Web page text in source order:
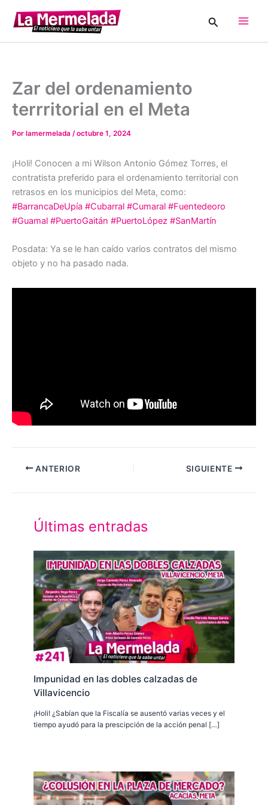
contenido
Buscar
Zar del ordenamiento
terrritorial en el Meta
Por lamermelada /octubre 1, 2024
¡Holi! Conocen a mi Wilson Antonio Gómez Torres, el
contratista preferido para el ordenamiento territorial con
retrasos en los municipios del Meta, como:
#BarrancaDeUpía #Cubarral #Cumaral #Fuentedeoro
#Guamal #PuertoGaitán #PuertoLópez #SanMartín
Posdata: Ya se le han caído varios contratos del mismo
objeto y no ha pasado nada.
ANTERIOR SIGUIENTE
Últimas entradas
Impunidad en las dobles calzadas de
Villavicencio
¡Holi! ¿Sabían que la Fiscalía se ausentó varias veces y el
tiempo ayudó para la prescipción de la acción penal […]